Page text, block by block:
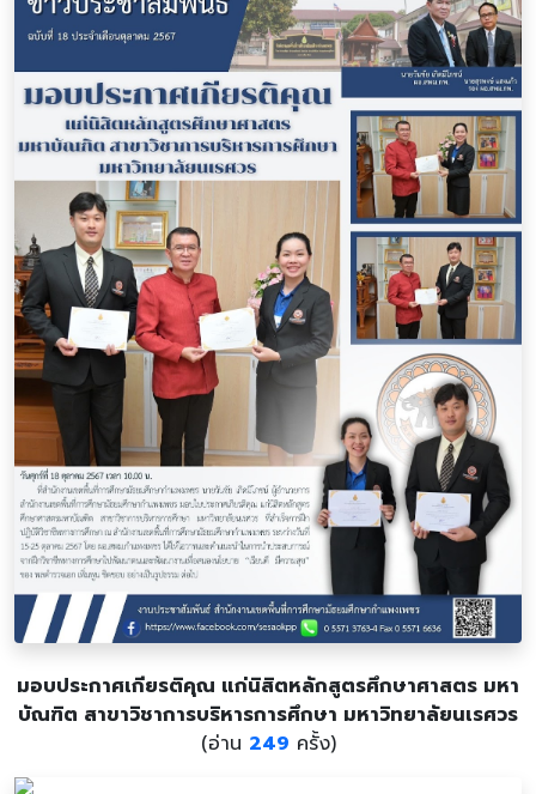
มอบประกาศเกียรติคุณ แก่นิสิตหลักสูตรศึกษาศาสตร มหา
บัณฑิต สาขาวิชาการบริหารการศึกษา มหาวิทยาลัยนเรศวร
(อ่าน 249 ครั้ง)